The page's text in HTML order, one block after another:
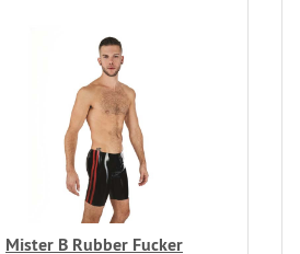
Mister B Rubber Fucker